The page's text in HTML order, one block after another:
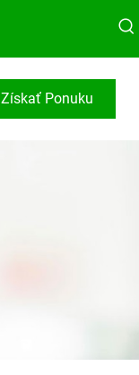
Získať Ponuku